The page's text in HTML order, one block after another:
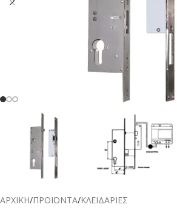
ΑΡΧΙΚΗ/ΠΡΟΪΟΝΤΑ/ΚΛΕΙΔΑΡΙΕΣ